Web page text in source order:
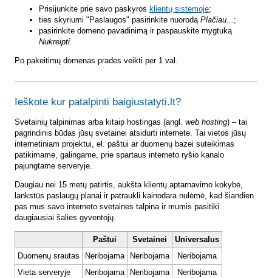
Prisijunkite prie savo paskyros klientų sistemoje;
ties skyriumi "Paslaugos" pasirinkite nuorodą Plačiau... ;
pasirinkite domeno pavadinimą ir paspauskite mygtuką
Nukreipti.
Po pakeitimų domenas pradės veikti per 1 val.
Ieškote kur patalpinti baigiustatyti.lt?
Svetainių talpinimas arba kitaip hostingas (angl. web hosting) – tai
pagrindinis būdas jūsų svetainei atsidurti internete. Tai vietos jūsų
internetiniam projektui, el. paštui ar duomenų bazei suteikimas
patikimame, galingame, prie spartaus interneto ryšio kanalo
pajungtame serveryje.
Daugiau nei 15 metų patirtis, aukšta klientų aptarnavimo kokybė,
lankstūs paslaugų planai ir patraukli kainodara nulėmė, kad šiandien
pas mus savo interneto svetaines talpina ir mumis pasitiki
daugiausiai šalies gyventojų.
Paštui Svetainei
Universalus
Duomenų srautas
Neribojama Neribojama
Neribojama
Vieta serveryje
Neribojama Neribojama
Neribojama